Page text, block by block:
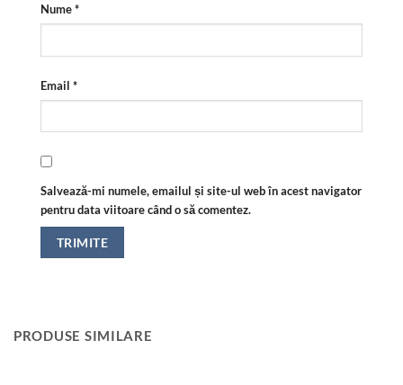
Nume*
Email *
Salvează-mi numele, emailul și site-ul web în acest navigator
pentru data viitoare când o să comentez.
PRODUSE SIMILARE